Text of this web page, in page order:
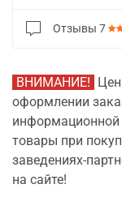
Отзывы 7
ВНИМАНИЕ!
оформлении
информационной
товары при
заведениях-
на сайте!